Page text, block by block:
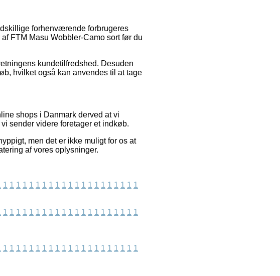
forhenværende forbrugeres
FTM Masu Wobbler-Camo sort før du
kundetilfredshed. Desuden
hvilket også kan anvendes til at tage
shops i Danmark derved at vi
sender videre foretager et indkøb.
men det er ikke muligt for os at
af vores oplysninger.
1 1 1 1 1 1 1 1 1 1 1 1 1 1 1 1 1 1 1 1 1
1 1 1 1 1 1 1 1 1 1 1 1 1 1 1 1 1 1 1 1 1
1 1 1 1 1 1 1 1 1 1 1 1 1 1 1 1 1 1 1 1 1